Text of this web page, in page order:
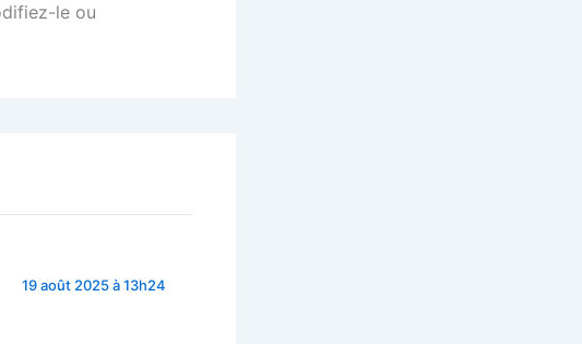
le ou
19 août 2025 à 13h24